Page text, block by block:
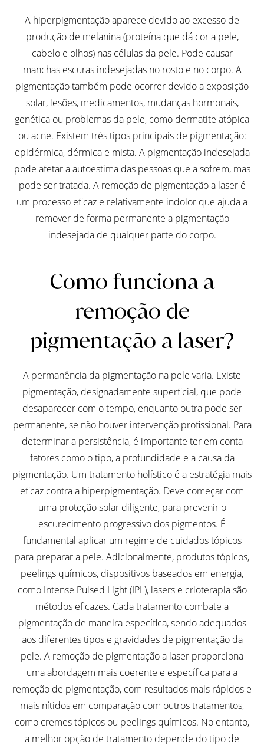
A hiperpigmentação aparece devido ao excesso de
produção de melanina (proteína que dá cor a pele,
cabelo e olhos) nas células da pele. Pode causar
manchas escuras indesejadas no rosto e no corpo. A
pigmentação também pode ocorrer devido a exposição
solar, lesões, medicamentos, mudanças hormonais,
genética ou problemas da pele, como dermatite atópica
ou acne. Existem três tipos principais de pigmentação:
epidérmica, dérmica e mista. A pigmentação indesejada
pode afetar a autoestima das pessoas que a sofrem, mas
pode ser tratada. A remoção de pigmentação a laser é
um processo eficaz e relativamente indolor que ajuda a
remover de forma permanente a pigmentação
indesejada de qualquer parte do corpo.
Como funciona a
remoção de
pigmentação a laser?
A permanência da pigmentação na pele varia. Existe
pigmentação, designadamente superficial, que pode
desaparecer com o tempo, enquanto outra pode ser
permanente, se não houver intervenção profissional. Para
determinar a persistência, é importante ter em conta
fatores como o tipo, a profundidade e a causa da
pigmentação. Um tratamento holístico é a estratégia mais
eficaz contra a hiperpigmentação. Deve começar com
uma proteção solar diligente, para prevenir o
escurecimento progressivo dos pigmentos. É
fundamental aplicar um regime de cuidados tópicos
para preparar a pele. Adicionalmente, produtos tópicos,
peelings químicos, dispositivos baseados em energia,
como Intense Pulsed Light (IPL), lasers e crioterapia são
métodos eficazes. Cada tratamento combate a
pigmentação de maneira específica, sendo adequados
aos diferentes tipos e gravidades de pigmentação da
pele. A remoção de pigmentação a laser proporciona
uma abordagem mais coerente e específica para a
remoção de pigmentação, com resultados mais rápidos e
mais nítidos em comparação com outros tratamentos,
como cremes tópicos ou peelings químicos. No entanto,
a melhor opção de tratamento depende do tipo de